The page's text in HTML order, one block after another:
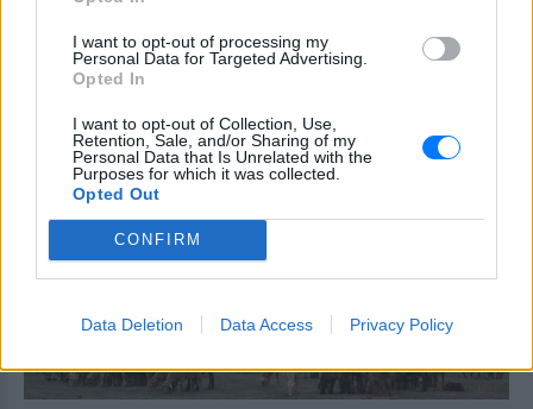
I want to opt-out of processing my
Personal Data for Targeted Advertising.
Opted In
I want to opt-out of Collection, Use,
Retention, Sale, and/or Sharing of my
Personal Data that Is Unrelated with the
Purposes for which it was collected.
Opted Out
CONFIRM
Data Deletion Data Access Privacy Policy
σπουδαίος ηθοποιός Νίκος
Καλογερόπουλος
Από τη «Λούφα και Παραλλαγή» και το
«Ρεμπέτικο» έως το «Μάθε παιδί μου
γράμματα» και το τηλεοπτικό
τηλεοπτική παραγωγή